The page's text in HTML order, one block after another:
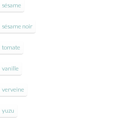
sésame
sésame noir
tomate
vanille
verveine
yuzu